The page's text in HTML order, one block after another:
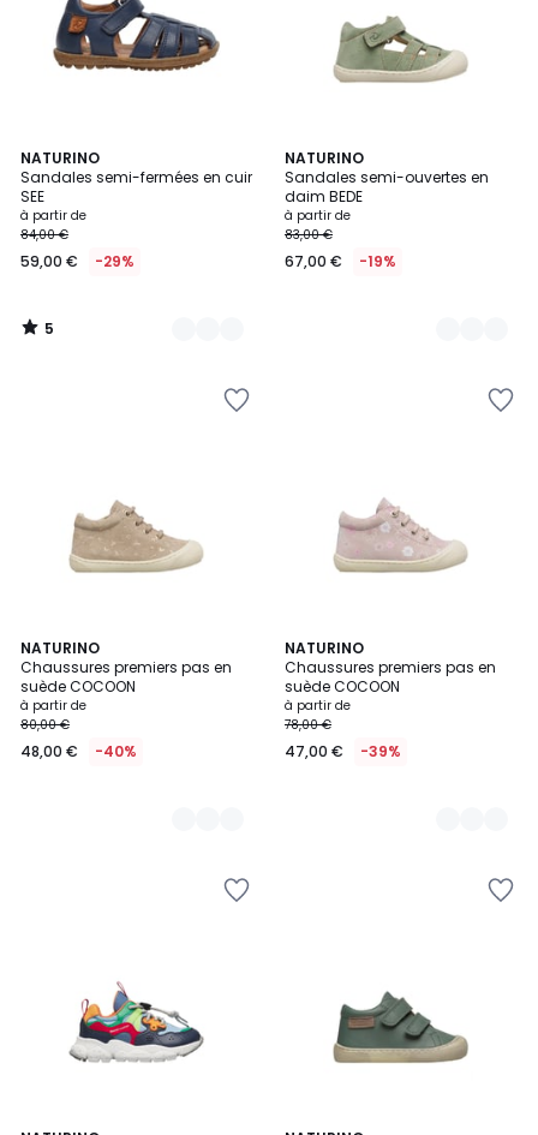
NATURINO
Sandales semi-fermées en cuir
SEE
à partir de
84,00 €
59,00 € -29%
5
/
5
14
Couleurs
5
/
NATURINO
Sandales semi-ouvertes en
daim BEDE
à partir de
83,00 €
67,00 € -19%
2
Couleurs
NATURINO
Chaussures premiers pas en
suède COCOON
à partir de
80,00 €
48,00 € -40%
3
Couleurs
NATURINO
Chaussures premiers pas en
suède COCOON
à partir de
78,00 €
47,00 € -39%
2
Couleurs